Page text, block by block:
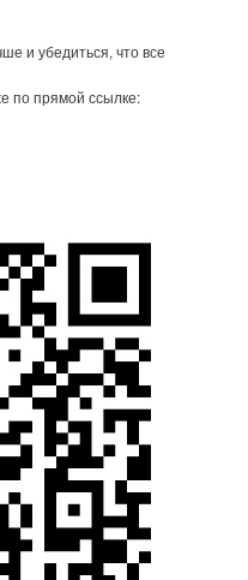
и убедиться, что все
по прямой ссылке: